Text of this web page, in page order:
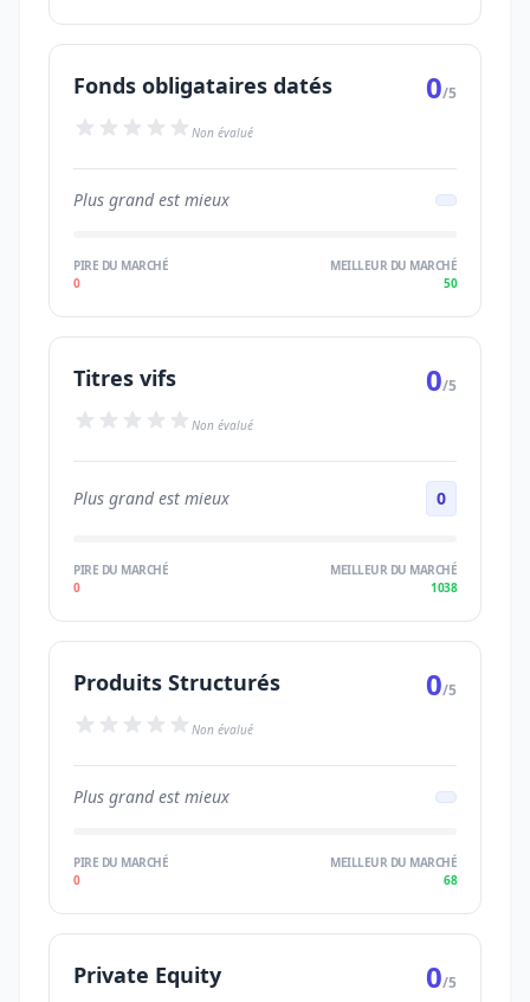
Fonds obligataires datés 0/5
Non évalué
Plus grand est mieux
PIRE DU MARCHÉ
0
MEILLEUR DU MARCHÉ
50
Titres vifs 0/5
Non évalué
Plus grand est mieux 0
PIRE DU MARCHÉ
0
MEILLEUR DU MARCHÉ
1038
Produits Structurés 0/5
Non évalué
Plus grand est mieux
PIRE DU MARCHÉ
0
MEILLEUR DU MARCHÉ
68
Private Equity 0/5